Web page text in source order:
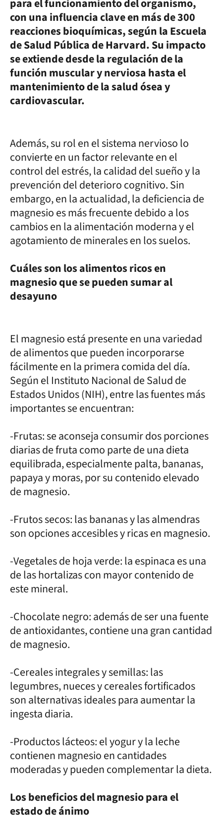
para el funcionamiento del organismo,
con una influencia clave en más de 300
reacciones bioquímicas, según la Escuela
de Salud Pública de Harvard. Su impacto
se extiende desde la regulación de la
función muscular y nerviosa hasta el
mantenimiento de la salud ósea y
cardiovascular.
Además, su rol en el sistema nervioso lo
convierte en un factor relevante en el
control del estrés, la calidad del sueño y la
prevención del deterioro cognitivo. Sin
embargo, en la actualidad, la deficiencia de
magnesio es más frecuente debido a los
cambios en la alimentación moderna y el
agotamiento de minerales en los suelos.
Cuáles son los alimentos ricos en
magnesio que se pueden sumar al
desayuno
El magnesio está presente en una variedad
de alimentos que pueden incorporarse
fácilmente en la primera comida del día.
Según el Instituto Nacional de Salud de
Estados Unidos (NIH), entre las fuentes más
importantes se encuentran:
-Frutas: se aconseja consumir dos porciones
diarias de fruta como parte de una dieta
equilibrada, especialmente palta, bananas,
papaya y moras, por su contenido elevado
de magnesio.
-Frutos secos: las bananas y las almendras
son opciones accesibles y ricas en magnesio.
-Vegetales de hoja verde: la espinaca es una
de las hortalizas con mayor contenido de
este mineral.
-Chocolate negro: además de ser una fuente
de antioxidantes, contiene una gran cantidad
de magnesio.
-Cereales integrales y semillas: las
legumbres, nueces y cereales fortificados
son alternativas ideales para aumentar la
ingesta diaria.
-Productos lácteos: el yogur y la leche
contienen magnesio en cantidades
moderadas y pueden complementar la dieta.
Los beneficios del magnesio para el
estado de ánimo